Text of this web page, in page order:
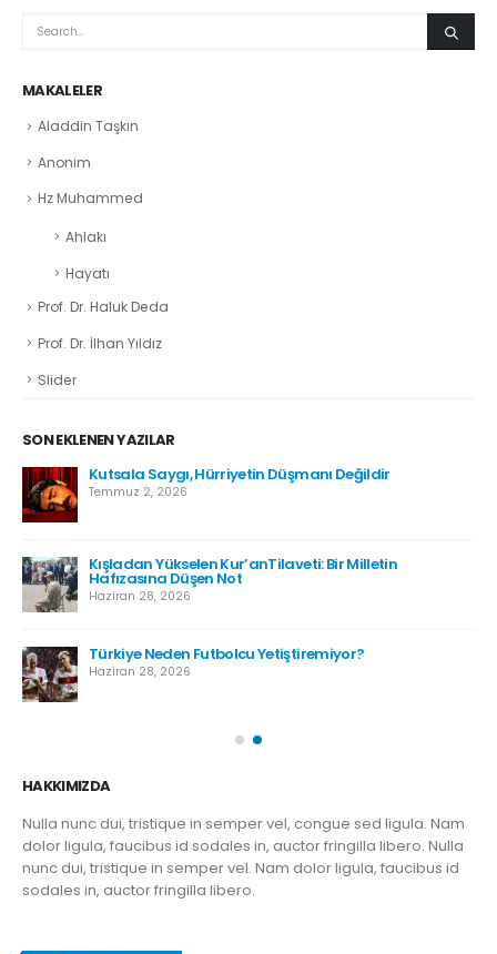
MAKALELER
Aladdin Taşkın
Anonim
Hz Muhammed
Ahlakı
Hayatı
Prof. Dr. Haluk Deda
Prof. Dr. İlhan Yıldız
Slider
SON EKLENEN YAZILAR
Kutsala Saygı, Hürriyetin Düşmanı Değildir
Temmuz 2, 2026
Kışladan Yükselen Kur’anTilaveti: Bir Milletin
Hafızasına Düşen Not
Haziran 28, 2026
Türkiye Neden Futbolcu Yetiştiremiyor?
Haziran 28, 2026
HAKKIMIZDA
Nulla nunc dui, tristique in semper vel, congue sed ligula. Nam
dolor ligula, faucibus id sodales in, auctor fringilla libero. Nulla
nunc dui, tristique in semper vel. Nam dolor ligula, faucibus id
sodales in, auctor fringilla libero.